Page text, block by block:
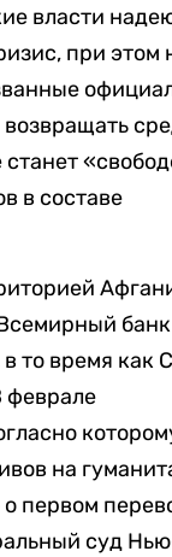
власти
при этом
в составе
банк
то время как
феврале
на
первом
суд